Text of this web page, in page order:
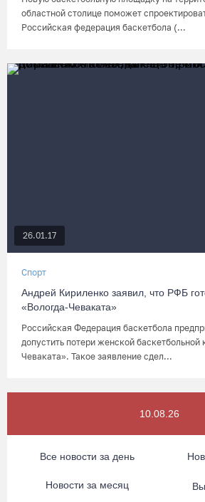
областной столице поможет
Российская федерация баскетбола (...
26.01.17
Спорт
Андрей Кириленко заявил, что РФБ
«Вологда-Чеваката»
Российская Федерация баскетбола
допустить потери женской
Чеваката». Такое заявление сдел...
10.08.26
Все новости за день
Новости за месяц